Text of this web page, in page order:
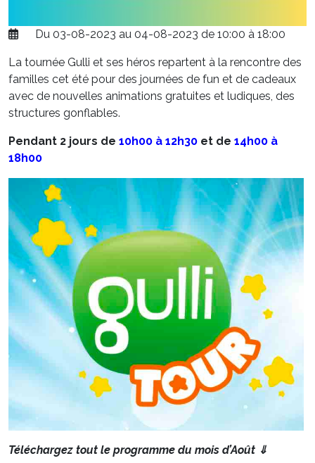
Du 03-08-2023 au 04-08-2023 de 10:00 à 18:00
La tournée Gulli et ses héros repartent à la rencontre des
familles cet été pour des journées de fun et de cadeaux
avec de nouvelles animations gratuites et ludiques, des
structures gonflables.
Pendant 2 jours de 10h00 à 12h30 et de 14h00 à
18h00
Téléchargez tout le programme du mois d’Août ⇓